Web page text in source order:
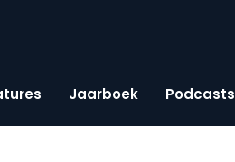
Jaarboek Podcasts